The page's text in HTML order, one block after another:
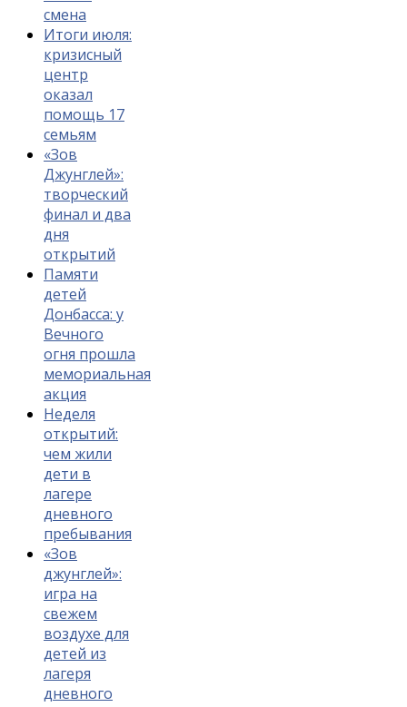
смена
Итоги июля:
кризисный
центр
оказал
помощь 17
семьям
«Зов
Джунглей»:
творческий
финал и два
дня
открытий
Памяти
детей
Донбасса: у
Вечного
огня прошла
мемориальная
акция
Неделя
открытий:
чем жили
дети в
лагере
дневного
пребывания
«Зов
джунглей»:
игра на
свежем
воздухе для
детей из
лагеря
дневного